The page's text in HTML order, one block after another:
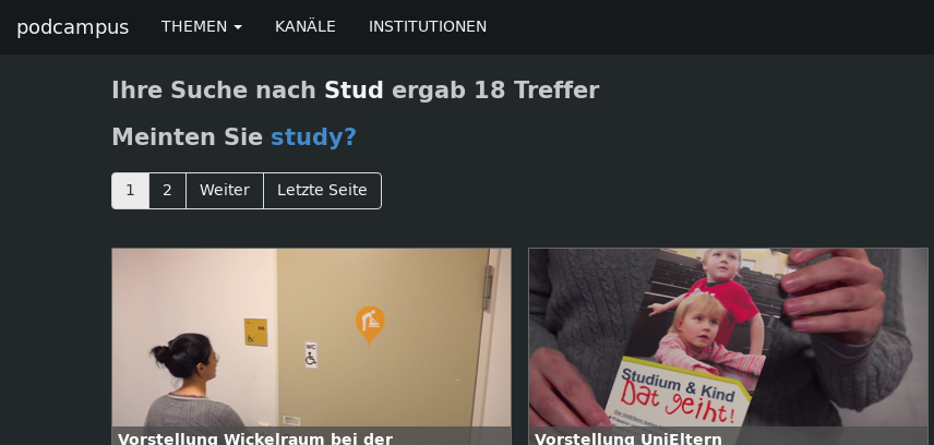
podcampus THEMEN KANÄLE INSTITUTIONEN
Ihre Suche nach Stud ergab 18 Treffer
Meinten Sie study?
1 2 Weiter Letzte Seite
Vorstellung Wickelraum bei der
Vorstellung UniEltern